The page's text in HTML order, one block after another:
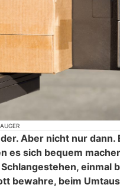
Aber nicht nur dann.
es sich bequem
einmal
bewahre, beim